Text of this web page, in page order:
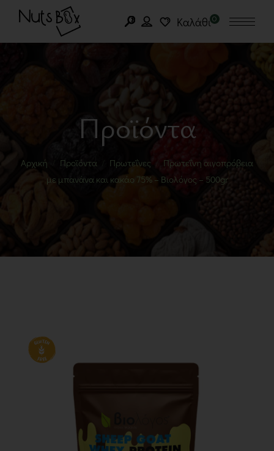
Καλάθι0
Προϊόντα
Αρχική Προϊόντα Πρωτεΐνες
Πρωτεΐνη αιγοπρόβεια
με μπανάνα και κακάο 75% – Βιολόγος – 500gr